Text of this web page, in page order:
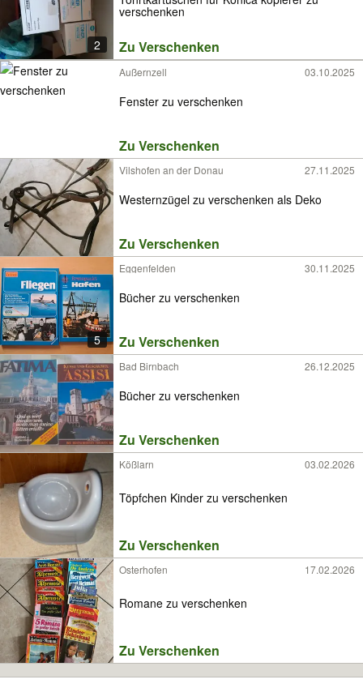
2
verschenken
Zu Verschenken
Außernzell 03.10.2025
Fenster zu verschenken
Zu Verschenken
Vilshofen an der Donau 27.11.2025
Westernzügel zu verschenken als Deko
Zu Verschenken
5
Eggenfelden 30.11.2025
Bücher zu verschenken
Zu Verschenken
Bad Birnbach 26.12.2025
Bücher zu verschenken
Zu Verschenken
Kößlarn 03.02.2026
Töpfchen Kinder zu verschenken
Zu Verschenken
Osterhofen 17.02.2026
Romane zu verschenken
Zu Verschenken